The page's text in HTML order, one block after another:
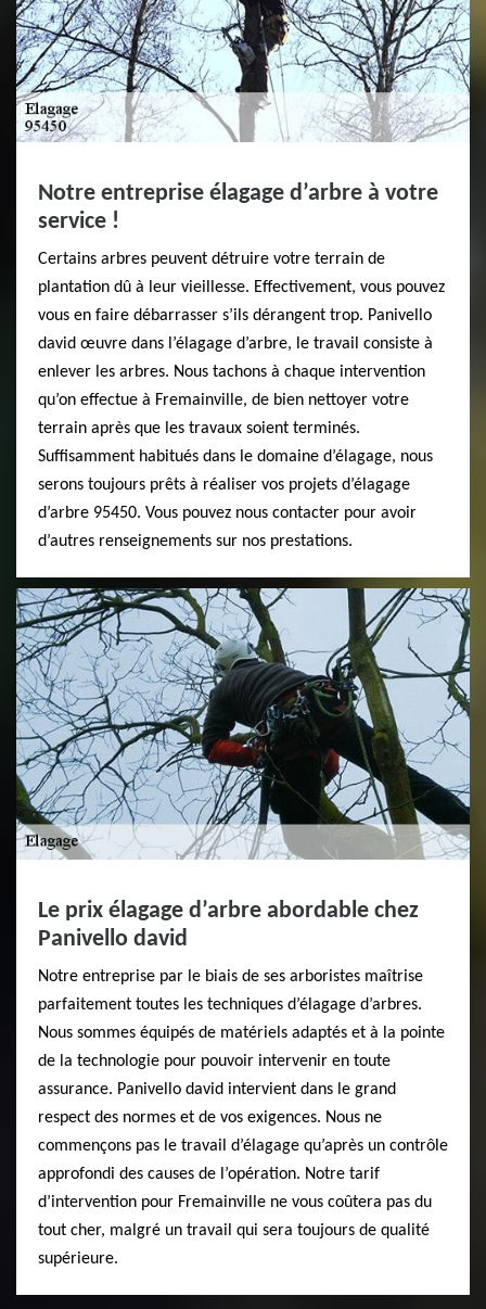
Notre entreprise élagage d’arbre à votre
service !
Certains arbres peuvent détruire votre terrain de
plantation dû à leur vieillesse. Effectivement, vous pouvez
vous en faire débarrasser s’ils dérangent trop. Panivello
david œuvre dans l’élagage d’arbre, le travail consiste à
enlever les arbres. Nous tachons à chaque intervention
qu’on effectue à Fremainville, de bien nettoyer votre
terrain après que les travaux soient terminés.
Suffisamment habitués dans le domaine d’élagage, nous
serons toujours prêts à réaliser vos projets d’élagage
d’arbre 95450. Vous pouvez nous contacter pour avoir
d’autres renseignements sur nos prestations.
Le prix élagage d’arbre abordable chez
Panivello david
Notre entreprise par le biais de ses arboristes maîtrise
parfaitement toutes les techniques d’élagage d’arbres.
Nous sommes équipés de matériels adaptés et à la pointe
de la technologie pour pouvoir intervenir en toute
assurance. Panivello david intervient dans le grand
respect des normes et de vos exigences. Nous ne
commençons pas le travail d’élagage qu’après un contrôle
approfondi des causes de l’opération. Notre tarif
d’intervention pour Fremainville ne vous coûtera pas du
tout cher, malgré un travail qui sera toujours de qualité
supérieure.